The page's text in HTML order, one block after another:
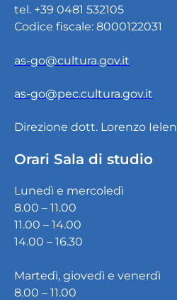
tel. +39 0481 532105
Codice fiscale: 8000122031
as-go@cultura.gov.it
as-go@pec.cultura.gov.it
Direzione dott. Lorenzo Ielen
Orari Sala di studio
Lunedì e mercoledì
8.00 – 11.00
11.00 – 14.00
14.00 – 16.30
Martedì, giovedì e venerdì
8.00 – 11.00